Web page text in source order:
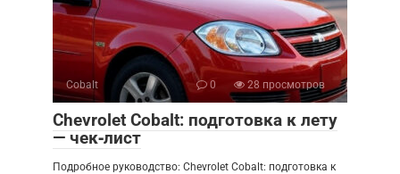
Cobalt 0 28 просмотров
Chevrolet Cobalt: подготовка к лету
— чек‑лист
Подробное руководство: Chevrolet Cobalt: подготовка к